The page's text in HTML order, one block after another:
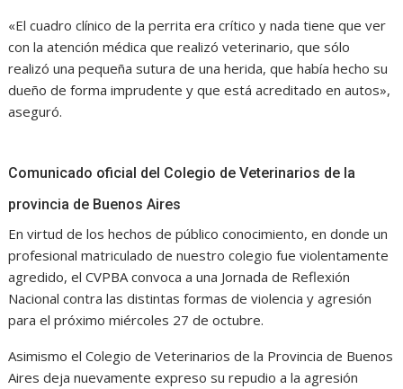
«El cuadro clínico de la perrita era crítico y nada tiene que ver
con la atención médica que realizó veterinario, que sólo
realizó una pequeña sutura de una herida, que había hecho su
dueño de forma imprudente y que está acreditado en autos»,
aseguró.
Comunicado oficial del Colegio de Veterinarios de la
provincia de Buenos Aires
En virtud de los hechos de público conocimiento, en donde un
profesional matriculado de nuestro colegio fue violentamente
agredido, el CVPBA convoca a una Jornada de Reflexión
Nacional contra las distintas formas de violencia y agresión
para el próximo miércoles 27 de octubre.
Asimismo el Colegio de Veterinarios de la Provincia de Buenos
Aires deja nuevamente expreso su repudio a la agresión